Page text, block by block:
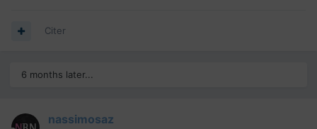
Citer
6 months later...
nassimosaz